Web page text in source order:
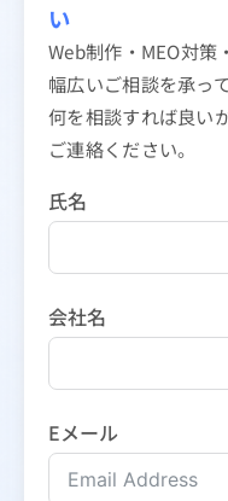
い
Web制作・MEO対策
幅広いご相談を承っ
何を相談すれば良い
ご連絡ください。
氏名
会社名
Eメール